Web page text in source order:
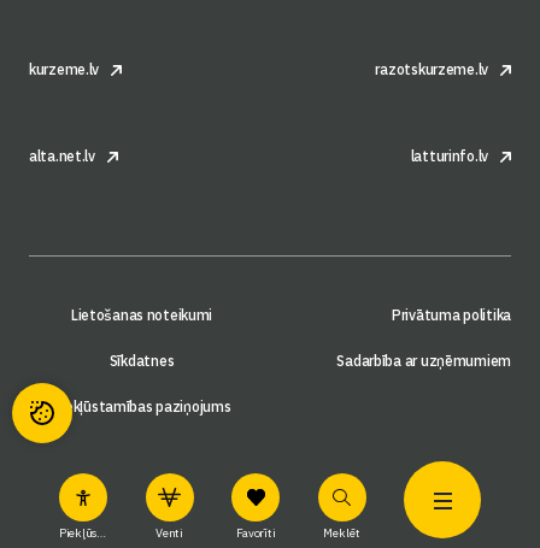
Piekļūstamība Venti Favorīti Meklēt
kurzeme.lv razotskurzeme.lv
alta.net.lv latturinfo.lv
Lietošanas noteikumi Privātuma politika
Sīkdatnes Sadarbība ar uzņēmumiem
Piekļūstamības paziņojums